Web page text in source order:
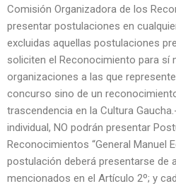
Comisión Organizadora de los
presentar postulaciones en
excluidas aquellas postulaciones
soliciten el Reconocimiento para sí
organizaciones a las que
concurso sino de un
trascendencia en la Cultura
individual, NO podrán presentar
Reconocimientos “General Manuel
postulación deberá presentarse de
mencionados en el Artículo 2º; y